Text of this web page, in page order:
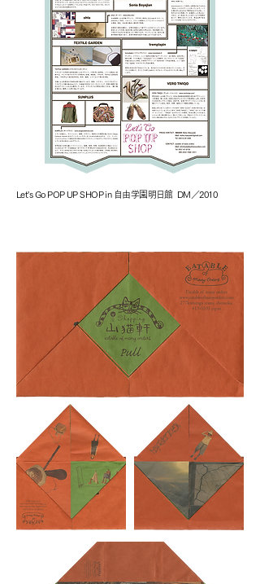
Let's Go POP UP SHOP in 自由学園明日館 DM／2010